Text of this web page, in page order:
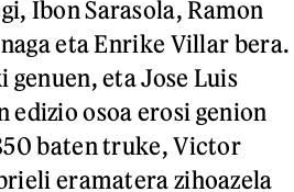
Ibon Sarasola, Ramon
eta Enrike Villar bera.
genuen, eta Jose Luis
edizio osoa erosi genion
baten truke, Victor
eramatera zihoazela